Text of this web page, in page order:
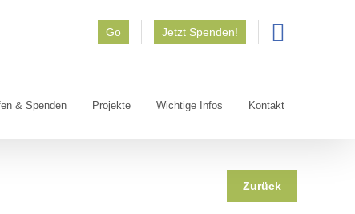
Go Jetzt Spenden!
& Spenden Projekte Wichtige Infos Kontakt
Zurück